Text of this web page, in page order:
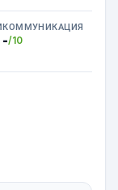
КОММУНИКАЦИЯ
-/10